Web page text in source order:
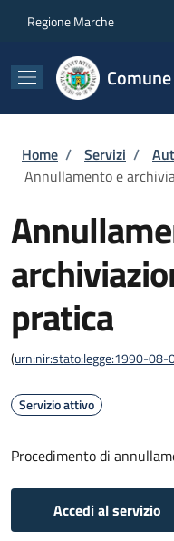
Regione Marche
Briciole di
Home / Servizi /
Annullamento e
pratica
(urn:nir:stato:legge:1990-08-
Servizio attivo
Procedimento di
Accedi al servizio